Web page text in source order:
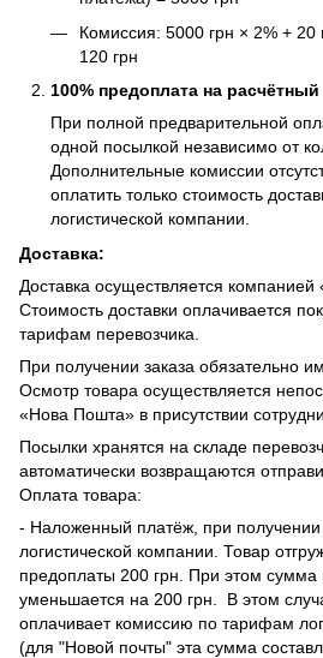
Комиссия: 5000 грн × 2% + 20
120 грн
100% предоплата на расчётный
При полной предварительной
одной посылкой независимо от
Дополнительные комиссии
оплатить только стоимость
логистической компании.
Доставка:
Доставка осуществляется
Стоимость доставки оплачивается
тарифам перевозчика.
При получении заказа обязательно
Осмотр товара осуществляется
«Нова Пошта» в присутствии
Посылки хранятся на складе
автоматически возвращаются
Оплата товара:
- Наложенный платёж, при получении
логистической компании. Товар
предоплаты 200 грн. При этом сумма
уменьшается на 200 грн. В этом
оплачивает комиссию по тарифам
(для "Новой почты" эта сумма